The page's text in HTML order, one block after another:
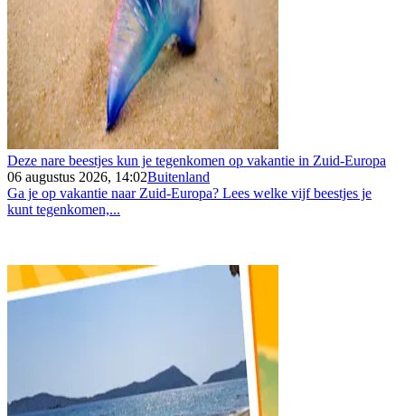
Deze nare beestjes kun je tegenkomen op vakantie in Zuid-Europa
06 augustus 2026, 14:02Buitenland
Ga je op vakantie naar Zuid-Europa? Lees welke vijf beestjes je
kunt tegenkomen,...